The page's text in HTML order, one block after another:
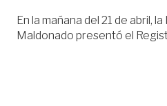
En la mañana del 21 de abril,
Maldonado presentó el